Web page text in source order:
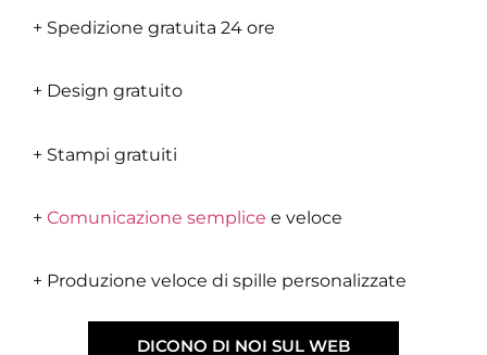
+ Spedizione gratuita 24 ore
+ Design gratuito
+ Stampi gratuiti
+ Comunicazione semplice e veloce
+ Produzione veloce di spille personalizzate
DICONO DI NOI SUL WEB